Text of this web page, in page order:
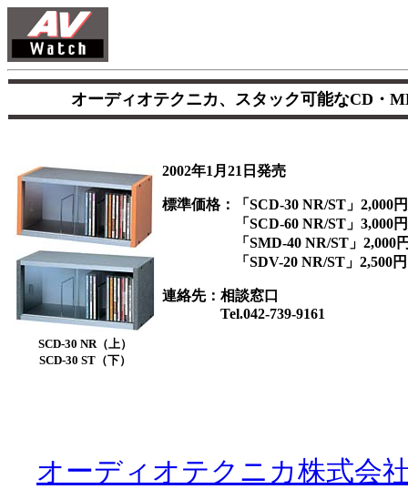
オーディオテクニカ、スタック可能なCD・
SCD-30 NR（上）
SCD-30 ST（下）
2002年1月21日発売
標準価格：「SCD-30 NR/ST」2,000円
「SCD-60 NR/ST」3,000円
「SMD-40 NR/ST」2,000
「SDV-20 NR/ST」2,500円
連絡先：相談窓口
Tel.042-739-9161
オーディオテクニカ株式会